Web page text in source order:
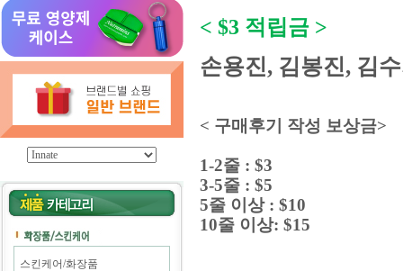
스킨케어/화장품
< $3 적립금 >
손용진, 김봉진, 김
< 구매후기 작성 보상금>
1-2줄 : $3
3-5줄 : $5
5줄 이상 : $10
10줄 이상: $15